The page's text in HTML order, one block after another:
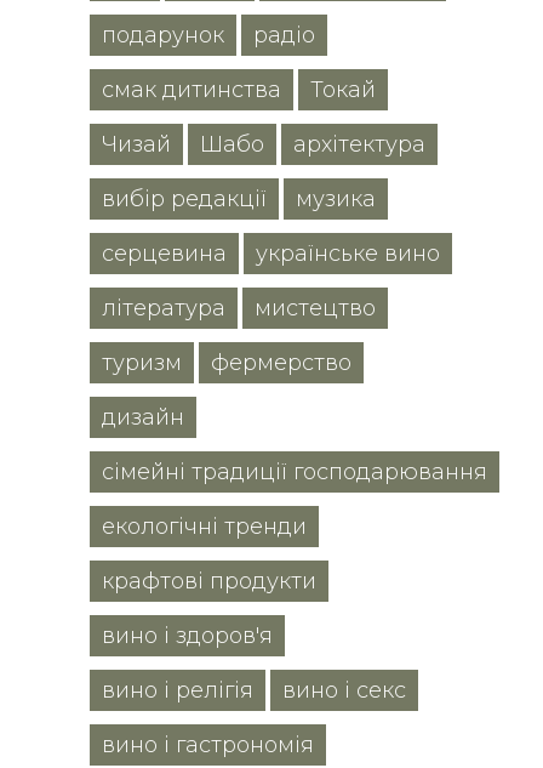
подарунок радіо
смак дитинства Токай
Чизай Шабо архітектура
вибір редакції музика
серцевина українське вино
література мистецтво
туризм фермерство
дизайн
сімейні традиції господарювання
екологічні тренди
крафтові продукти
вино і здоров'я
вино і релігія вино і секс
вино і гастрономія